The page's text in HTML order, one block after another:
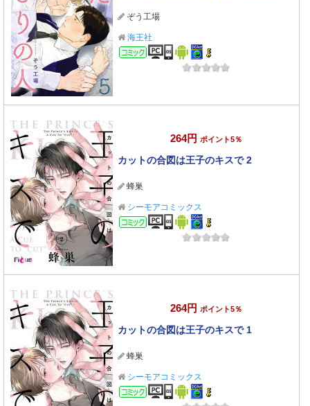
ぞう工場
海王社
コミック
264円 ポイント5％
カットの合図は王子のキスで 2
蜂巣
シーモアコミックス
コミック
264円 ポイント5％
カットの合図は王子のキスで 1
蜂巣
シーモアコミックス
コミック